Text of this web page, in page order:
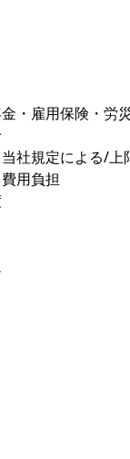
・雇用保険・労
社規定による/上
用負担